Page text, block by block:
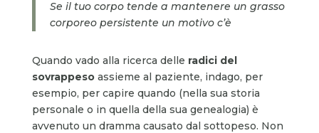
Se il tuo corpo tende a mantenere un grasso
corporeo persistente un motivo c’è
Quando vado alla ricerca delle radici del
sovrappesoassieme al paziente, indago, per
esempio, per capire quando (nella sua storia
personale o in quella della sua genealogia) è
avvenuto un dramma causato dal sottopeso. Non